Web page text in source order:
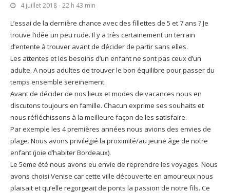
4 juillet 2018 - 22 h 43 min
L’essai de la dernière chance avec des fillettes de 5 et 7 ans ? Je
trouve l’idée un peu rude. Il y a très certainement un terrain
d’entente à trouver avant de décider de partir sans elles.
Les attentes et les besoins d’un enfant ne sont pas ceux d’un
adulte. A nous adultes de trouver le bon équilibre pour passer du
temps ensemble sereinement.
Avant de décider de nos lieux et modes de vacances nous en
discutons toujours en famille. Chacun exprime ses souhaits et
nous réfléchissons à la meilleure façon de les satisfaire.
Par exemple les 4 premières années nous avions des envies de
plage. Nous avons privilégié la proximité/au jeune âge de notre
enfant (joie d’habiter Bordeaux).
Le 5eme été nous avons eu envie de reprendre les voyages. Nous
avons choisi Venise car cette ville découverte en amoureux nous
plaisait et qu’elle regorgeait de ponts la passion de notre fils. Ce